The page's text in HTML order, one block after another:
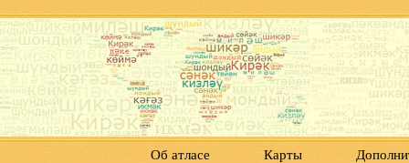
Об атласе Карты